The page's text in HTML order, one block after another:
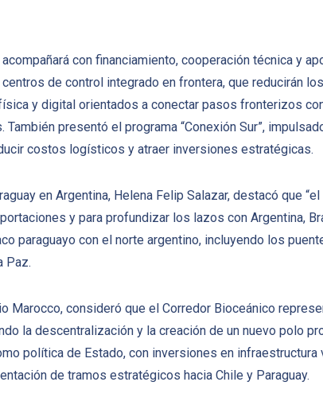
con financiamiento, cooperación técnica y
de control integrado en frontera, que reducirán
y digital orientados a conectar pasos fronterizos
presentó el programa “Conexión Sur”,
costos logísticos y atraer inversiones estratégicas.
en Argentina, Helena Felip Salazar, destacó que
y para profundizar los lazos con Argentina,
paraguayo con el norte argentino, incluyendo los
Paz.
Marocco, consideró que el Corredor Bioceánico
la descentralización y la creación de un nuevo polo
política de Estado, con inversiones en
de tramos estratégicos hacia Chile y Paraguay.